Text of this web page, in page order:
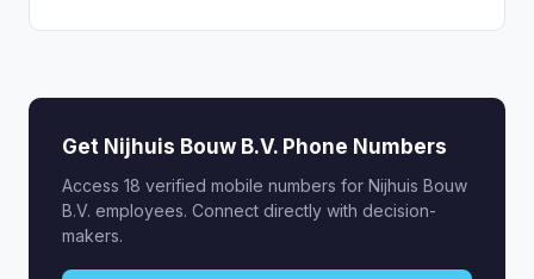
Get Nijhuis Bouw B.V. Phone Numbers
Access 18 verified mobile numbers for Nijhuis Bouw
B.V. employees. Connect directly with decision-
makers.